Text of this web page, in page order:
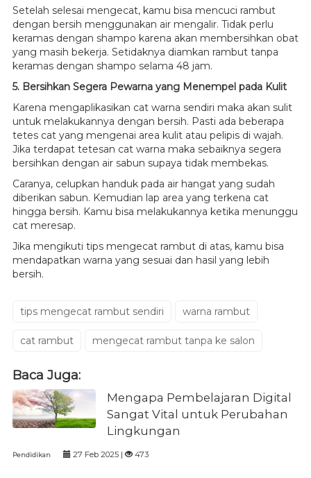
Setelah selesai mengecat, kamu bisa mencuci rambut
dengan bersih menggunakan air mengalir. Tidak perlu
keramas dengan shampo karena akan membersihkan obat
yang masih bekerja. Setidaknya diamkan rambut tanpa
keramas dengan shampo selama 48 jam.
5. Bersihkan Segera Pewarna yang Menempel pada Kulit
Karena mengaplikasikan cat warna sendiri maka akan sulit
untuk melakukannya dengan bersih. Pasti ada beberapa
tetes cat yang mengenai area kulit atau pelipis di wajah.
Jika terdapat tetesan cat warna maka sebaiknya segera
bersihkan dengan air sabun supaya tidak membekas.
Caranya, celupkan handuk pada air hangat yang sudah
diberikan sabun. Kemudian lap area yang terkena cat
hingga bersih. Kamu bisa melakukannya ketika menunggu
cat meresap.
Jika mengikuti tips mengecat rambut di atas, kamu bisa
mendapatkan warna yang sesuai dan hasil yang lebih
bersih.
tips mengecat rambut sendiri warna rambut
cat rambut mengecat rambut tanpa ke salon
Baca Juga:
Mengapa Pembelajaran Digital
Sangat Vital untuk Perubahan
Lingkungan
Pendidikan 27 Feb 2025 | 473